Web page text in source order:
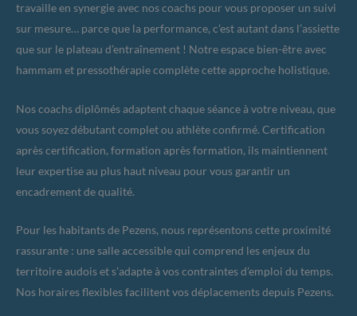
travaille en synergie avec nos coachs pour vous proposer un suivi
sur mesure… parce que la performance, c’est autant dans l’assiette
que sur le plateau d’entraînement ! Notre espace bien-être avec
hammam et pressothérapie complète cette approche holistique.
Nos coachs diplômés adaptent chaque séance à votre niveau, que
vous soyez débutant complet ou athlète confirmé. Certification
après certification, formation après formation, ils maintiennent
leur expertise au plus haut niveau pour vous garantir un
encadrement de qualité.
Pour les habitants de Pezens, nous représentons cette proximité
rassurante : une salle accessible qui comprend les enjeux du
territoire audois et s’adapte à vos contraintes d’emploi du temps.
Nos horaires flexibles facilitent vos déplacements depuis Pezens.